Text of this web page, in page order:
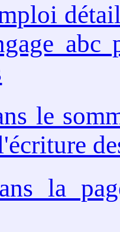
abc
le
la